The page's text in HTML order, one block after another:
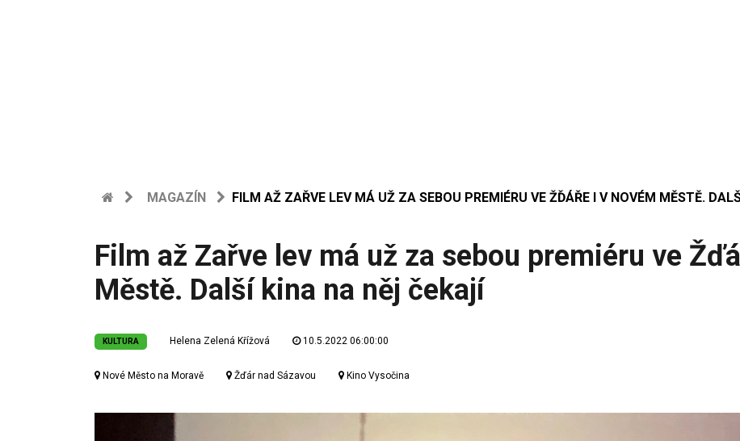
MAGAZÍN FILM AŽ ZAŘVE LEV MÁ UŽ ZA SEBOU PREMIÉRU VE ŽĎÁŘE I V NOVÉM MĚSTĚ.
Film až Zařve lev má už za sebou premiéru ve
Městě. Další kina na něj čekají
KULTURA Helena Zelená Křížová 10.5.2022 06:00:00
Nové Město na Moravě Žďár nad Sázavou Kino Vysočina